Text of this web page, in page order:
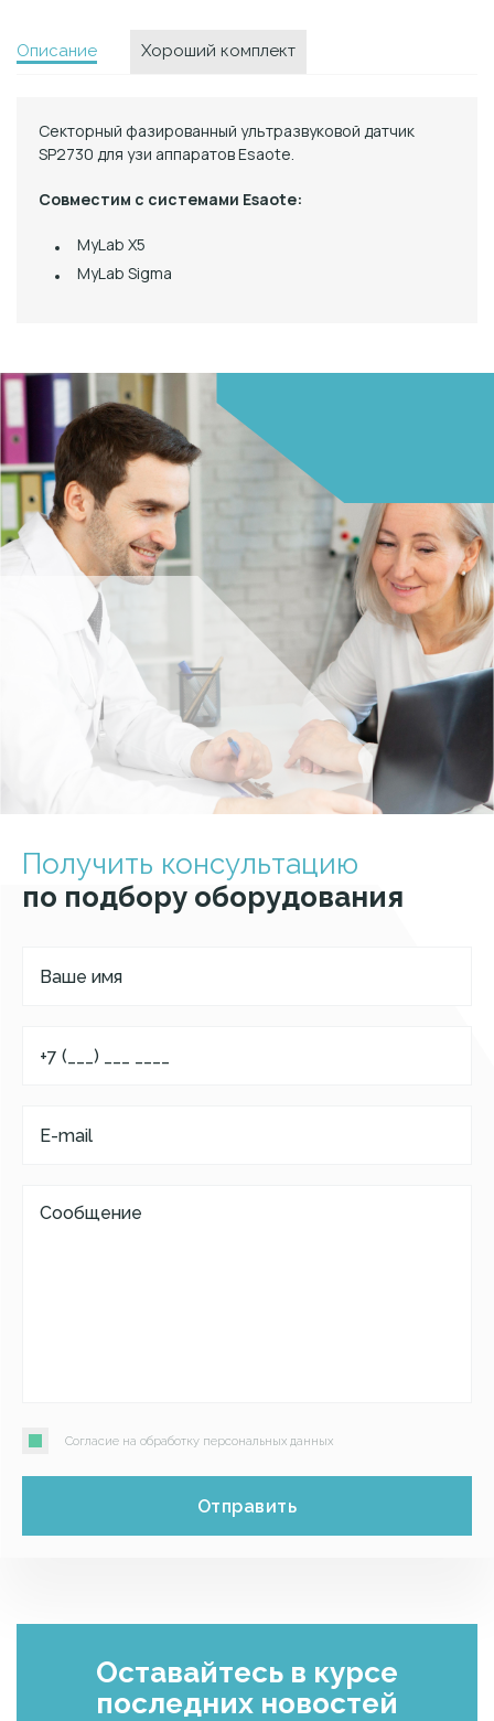
Описание Хороший комплект
Секторный фазированный ультразвуковой датчик
SP2730 для узи аппаратов Esaote.
Совместим с системами Esaote:
MyLab X5
MyLab Sigma
Получить консультацию
по подбору оборудования
Согласие на обработку персональных данных
Отправить
Оставайтесь в курсе
последних новостей